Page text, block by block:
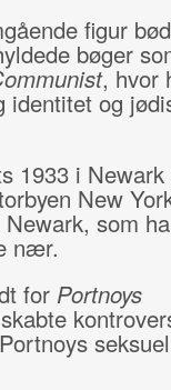
figur
bøger
, hvor
identitet og
1933 i
New
som
nær.
for Portnoys